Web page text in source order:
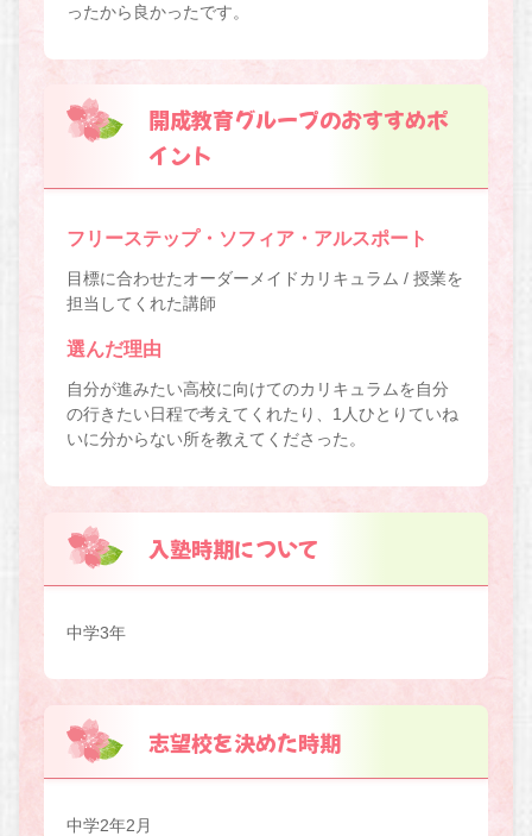
ったから良かったです。
開成教育グループのおすすめポ
イント
フリーステップ・ソフィア・アルスポート
目標に合わせたオーダーメイドカリキュラム / 授業を
担当してくれた講師
選んだ理由
自分が進みたい高校に向けてのカリキュラムを自分
の行きたい日程で考えてくれたり、1人ひとりていね
いに分からない所を教えてくださった。
入塾時期について
中学3年
志望校を決めた時期
中学2年2月